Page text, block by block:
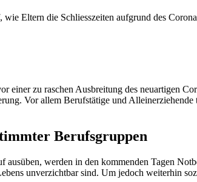
Eltern die Schliesszeiten aufgrund des
einer zu raschen Ausbreitung des neuartigen
Vor allem Berufstätige und
Berufsgruppen
werden in den kommenden Tagen
unverzichtbar sind. Um jedoch weiterhin